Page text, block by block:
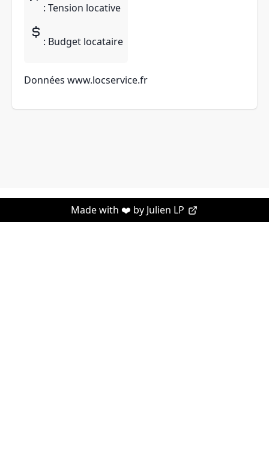
: Tension locative
: Budget locataire
Données www.locservice.fr
Made with ❤️ by Julien LP